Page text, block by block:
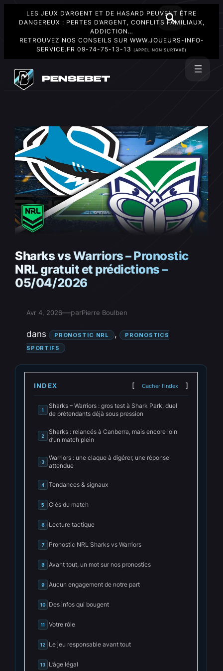
LES JEUX D’ARGENT ET DE HASARD PEUVENT ÊTRE
DANGEREUX : PERTES D’ARGENT, CONFLITS FAMILIAUX,
ADDICTION…
RETROUVEZ NOS CONSEILS SUR WWW.JOUEURS-INFO-
SERVICE.FR 09-74-75-13-13 (APPEL NON SURTAXÉ)
contenu
Sharks vs Warriors – Pronostic
NRL gratuit et prédictions –
05/04/2026
Avr 4, 2026—parPierre Boulben
dans PRONOSTIC NRL ,
PRONOSTICS
SPORTIFS
INDEX Cacher l'index
1
Sharks – Warriors : gros test à Shark Park, duel
de prétendants déjà sous pression
2
Sharks : relancés à Canberra, mais encore loin
d’un match plein
3
Warriors : une claque à digérer, une réponse
attendue
4 Tendances & signaux
5 Clés du match
6 Lecture tactique
7 Pronostic NRL Sharks vs Warriors
8 Avant tout, un mot sur nos pronostics
9 Aucun engagement de notre part
10 Des infos qui bougent
11 Votre rôle
12 Le jeu responsable avant tout
13 L’âge légal